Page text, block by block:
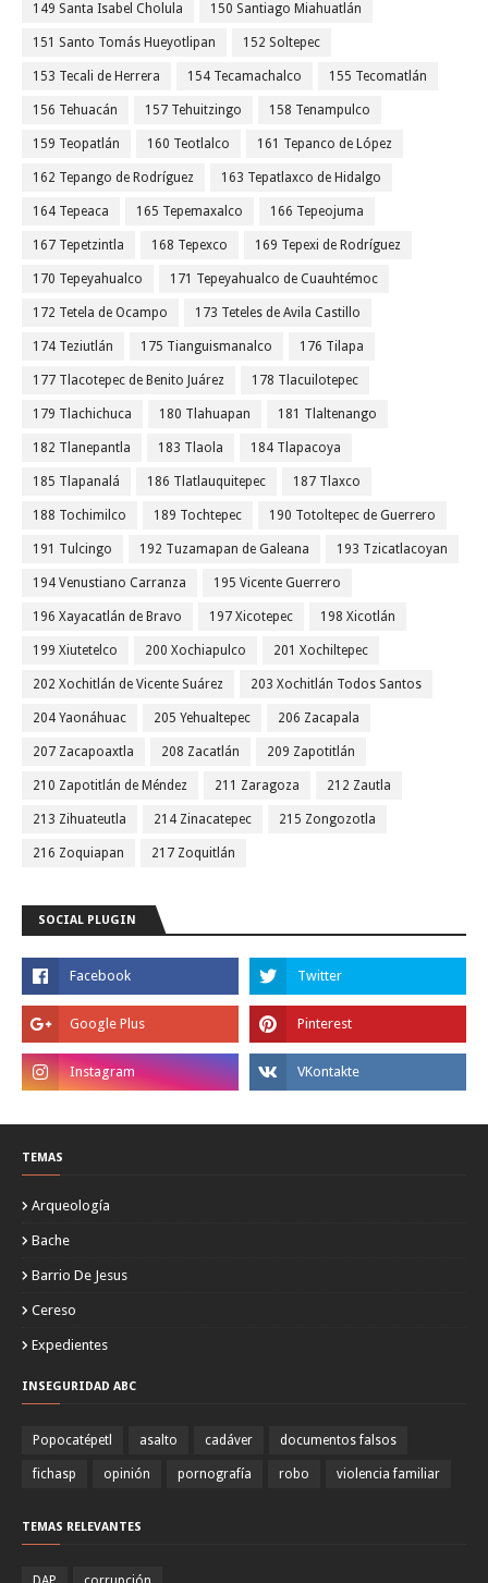
149 Santa Isabel Cholula 150 Santiago Miahuatlán
151 Santo Tomás Hueyotlipan 152 Soltepec
153 Tecali de Herrera 154 Tecamachalco 155 Tecomatlán
156 Tehuacán 157 Tehuitzingo 158 Tenampulco
159 Teopatlán 160 Teotlalco 161 Tepanco de López
162 Tepango de Rodríguez 163 Tepatlaxco de Hidalgo
164 Tepeaca 165 Tepemaxalco 166 Tepeojuma
167 Tepetzintla 168 Tepexco 169 Tepexi de Rodríguez
170 Tepeyahualco 171 Tepeyahualco de Cuauhtémoc
172 Tetela de Ocampo 173 Teteles de Avila Castillo
174 Teziutlán 175 Tianguismanalco 176 Tilapa
177 Tlacotepec de Benito Juárez 178 Tlacuilotepec
179 Tlachichuca 180 Tlahuapan 181 Tlaltenango
182 Tlanepantla 183 Tlaola 184 Tlapacoya
185 Tlapanalá 186 Tlatlauquitepec 187 Tlaxco
188 Tochimilco 189 Tochtepec 190 Totoltepec de Guerrero
191 Tulcingo 192 Tuzamapan de Galeana 193 Tzicatlacoyan
194 Venustiano Carranza 195 Vicente Guerrero
196 Xayacatlán de Bravo 197 Xicotepec 198 Xicotlán
199 Xiutetelco 200 Xochiapulco 201 Xochiltepec
202 Xochitlán de Vicente Suárez 203 Xochitlán Todos Santos
204 Yaonáhuac 205 Yehualtepec 206 Zacapala
207 Zacapoaxtla 208 Zacatlán 209 Zapotitlán
210 Zapotitlán de Méndez 211 Zaragoza 212 Zautla
213 Zihuateutla 214 Zinacatepec 215 Zongozotla
216 Zoquiapan 217 Zoquitlán
SOCIAL PLUGIN
TEMAS
Arqueología
Bache
Barrio De Jesus
Cereso
Expedientes
INSEGURIDAD ABC
Popocatépetl asalto cadáver documentos falsos
fichasp opinión pornografía robo violencia familiar
TEMAS RELEVANTES